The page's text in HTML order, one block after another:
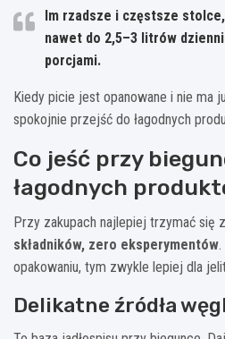
Im rzadsze i częstsze
nawet do 2,5–3 litrów
porcjami.
Kiedy picie jest opanowane i nie ma
spokojnie przejść do łagodnych
Co jeść przy
łagodnych
Przy zakupach najlepiej trzymać się
składników, zero eksperymentów
opakowaniu, tym zwykle lepiej dla
Delikatne źródła